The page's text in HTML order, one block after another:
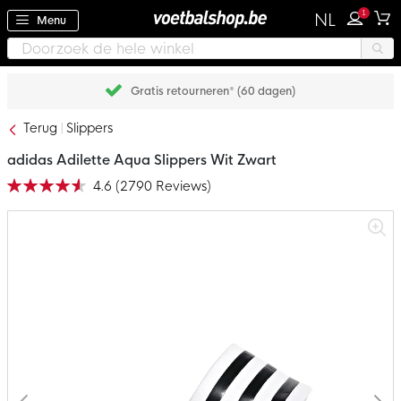
Menu NL 1
Gratis retourneren* (60 dagen)
Terug Slippers
adidas Adilette Aqua Slippers Wit Zwart
Waardering: 4.6 (2790 Reviews)